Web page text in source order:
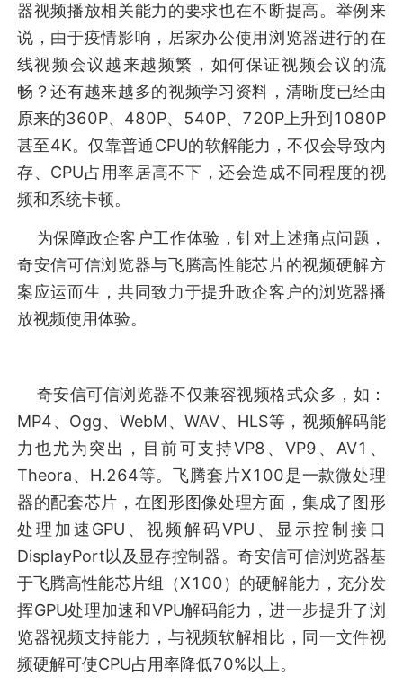
器视频播放相关能力的要求也在不断提高。举例来
说，由于疫情影响，居家办公使用浏览器进行的在
线视频会议越来越频繁，如何保证视频会议的流
畅？还有越来越多的视频学习资料，清晰度已经由
原来的360P、480P、540P、720P上升到1080P
甚至4K。仅靠普通CPU的软解能力，不仅会导致内
存、CPU占用率居高不下，还会造成不同程度的视
频和系统卡顿。
为保障政企客户工作体验，针对上述痛点问题，
奇安信可信浏览器与飞腾高性能芯片的视频硬解方
案应运而生，共同致力于提升政企客户的浏览器播
放视频使用体验。
奇安信可信浏览器不仅兼容视频格式众多，如：
MP4、Ogg、WebM、WAV、HLS等，视频解码能
力也尤为突出，目前可支持VP8、VP9、AV1、
Theora、H.264等。飞腾套片X100是一款微处理
器的配套芯片，在图形图像处理方面，集成了图形
处理加速GPU、视频解码VPU、显示控制接口
DisplayPort以及显存控制器。奇安信可信浏览器基
于飞腾高性能芯片组（X100）的硬解能力，充分发
挥GPU处理加速和VPU解码能力，进一步提升了浏
览器视频支持能力，与视频软解相比，同一文件视
频硬解可使CPU占用率降低70%以上。